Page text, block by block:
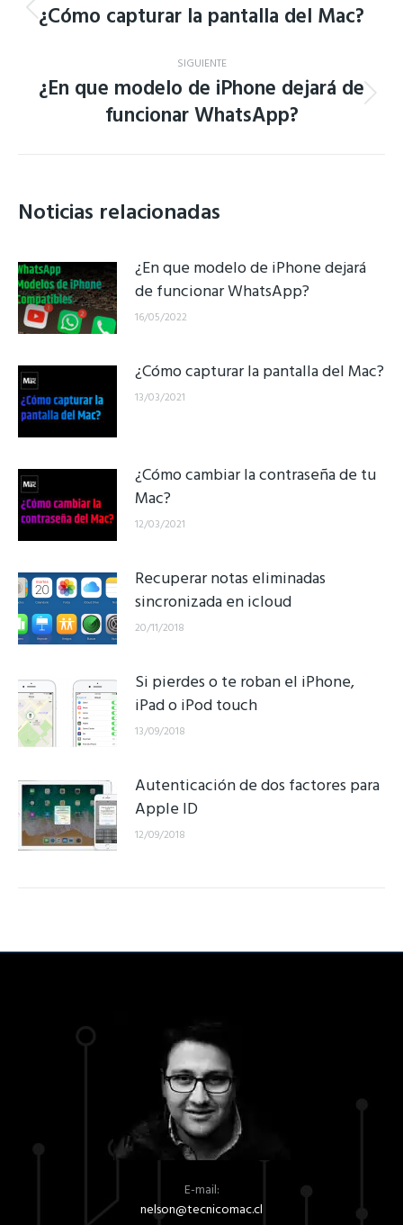
entre
publicaciones
Publicación
¿Cómo capturar la pantalla del Mac?
SIGUIENTE
Publicación
siguiente:
¿En que modelo de iPhone dejará de
funcionar WhatsApp?
Noticias relacionadas
¿En que modelo de iPhone dejará
de funcionar WhatsApp?
16/05/2022
¿Cómo capturar la pantalla del Mac?
13/03/2021
¿Cómo cambiar la contraseña de tu
Mac?
12/03/2021
Recuperar notas eliminadas
sincronizada en icloud
20/11/2018
Si pierdes o te roban el iPhone,
iPad o iPod touch
13/09/2018
Autenticación de dos factores para
Apple ID
12/09/2018
E-mail:
nelson@tecnicomac.cl